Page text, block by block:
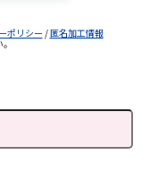
ポリシー /匿名加工情報